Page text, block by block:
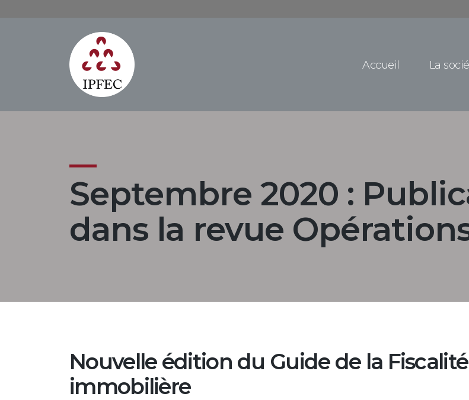
Accueil La
Septembre 2020 :
dans la revue
Nouvelle édition du Guide de la Fiscalité
immobilière